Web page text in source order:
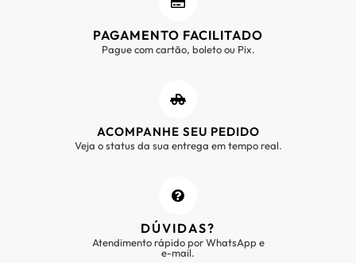
PAGAMENTO FACILITADO
Pague com cartão, boleto ou Pix.
ACOMPANHE SEU PEDIDO
Veja o status da sua entrega em tempo real.
DÚVIDAS?
Atendimento rápido por WhatsApp e
e-mail.